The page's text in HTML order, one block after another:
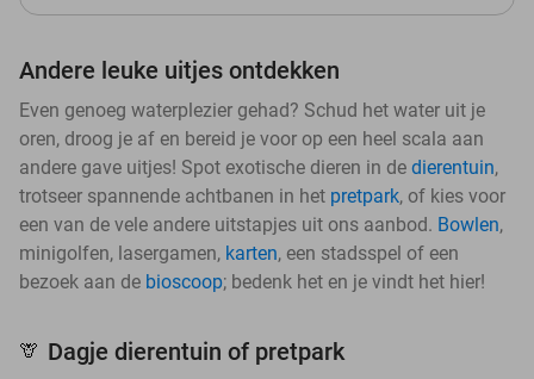
Andere leuke uitjes ontdekken
Even genoeg waterplezier gehad? Schud het water uit je
oren, droog je af en bereid je voor op een heel scala aan
andere gave uitjes! Spot exotische dieren in de dierentuin,
trotseer spannende achtbanen in het pretpark, of kies voor
een van de vele andere uitstapjes uit ons aanbod. Bowlen,
minigolfen, lasergamen, karten, een stadsspel of een
bezoek aan de bioscoop; bedenk het en je vindt het hier!
🦒 Dagje dierentuin of pretpark